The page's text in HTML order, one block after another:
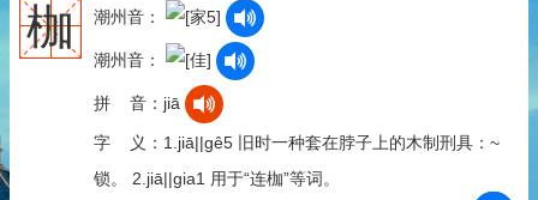
枷 潮州音：
潮州音：
拼 音：jiā
字 义：1.jiā||gê5 旧时一种套在脖子上的木制刑具：~
锁。 2.jiā||gia1 用于“连枷”等词。